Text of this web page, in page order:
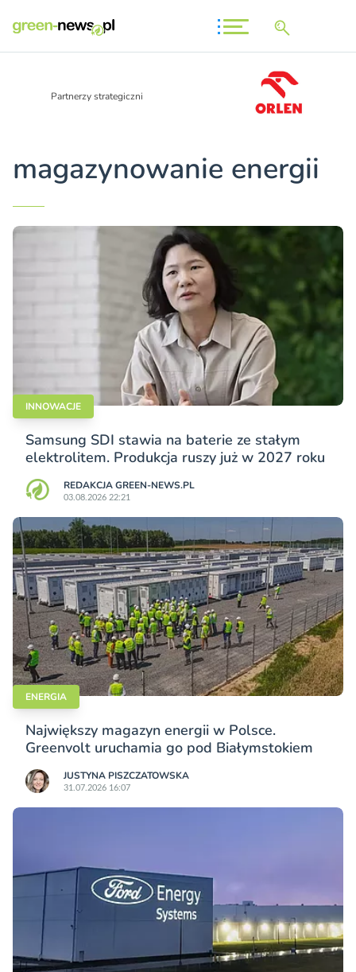
Partnerzy strategiczni
magazynowanie energii
INNOWACJE
Samsung SDI stawia na baterie ze stałym
elektrolitem. Produkcja ruszy już w 2027 roku
REDAKCJA GREEN-NEWS.PL
03.08.2026 22:21
ENERGIA
Największy magazyn energii w Polsce.
Greenvolt uruchamia go pod Białymstokiem
JUSTYNA PISZCZATOWSKA
31.07.2026 16:07